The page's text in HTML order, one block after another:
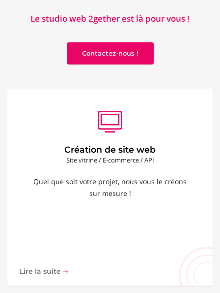
Le studio web 2gether est là pour vous !
Contactez-nous !
Création de site web
Site vitrine / E-commerce / API
Quel que soit votre projet, nous vous le créons
sur mesure !
Lire la suite